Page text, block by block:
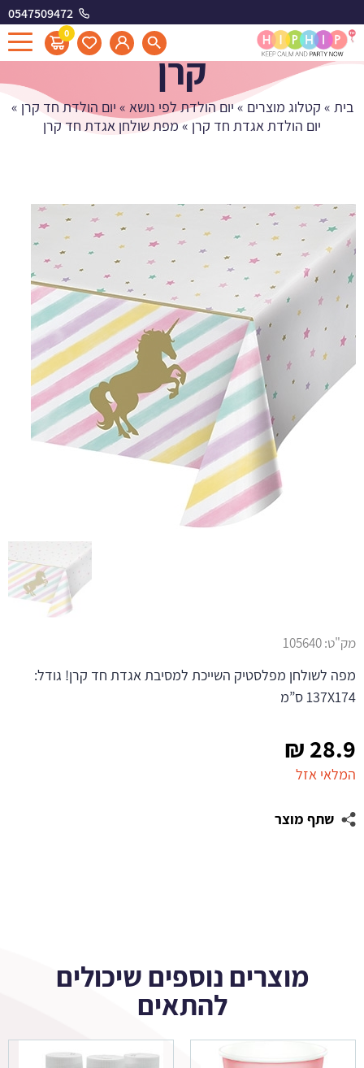
0547509472
0
מפת שולחן אגדת חד
קרן
בית » קטלוג מוצרים » יום הולדת לפי נושא » יום הולדת חד קרן »
יום הולדת אגדת חד קרן » מפת שולחן אגדת חד קרן
28.9
₪
המלאי אזל
שתף מוצר
מק"ט:105640
מפה לשולחן מפלסטיק השייכת למסיבת אגדת חד קרן! גודל:
137X174 ס”מ
מוצרים נוספים שיכולים
להתאים